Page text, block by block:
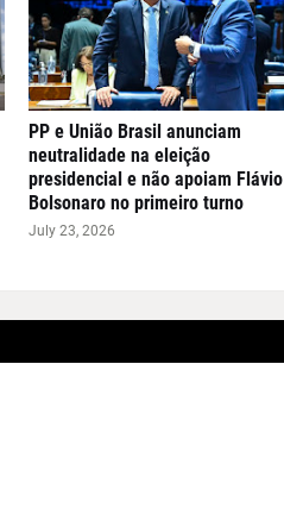
PP e União Brasil anunciam
neutralidade na eleição
presidencial e não apoiam Flávio
Bolsonaro no primeiro turno
July 23, 2026